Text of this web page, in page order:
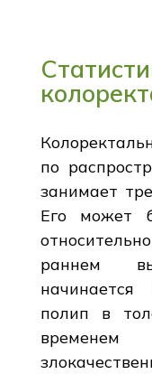
по
занимает
Его может
раннем
начинается
полип в